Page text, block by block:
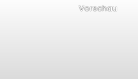
Vorschau